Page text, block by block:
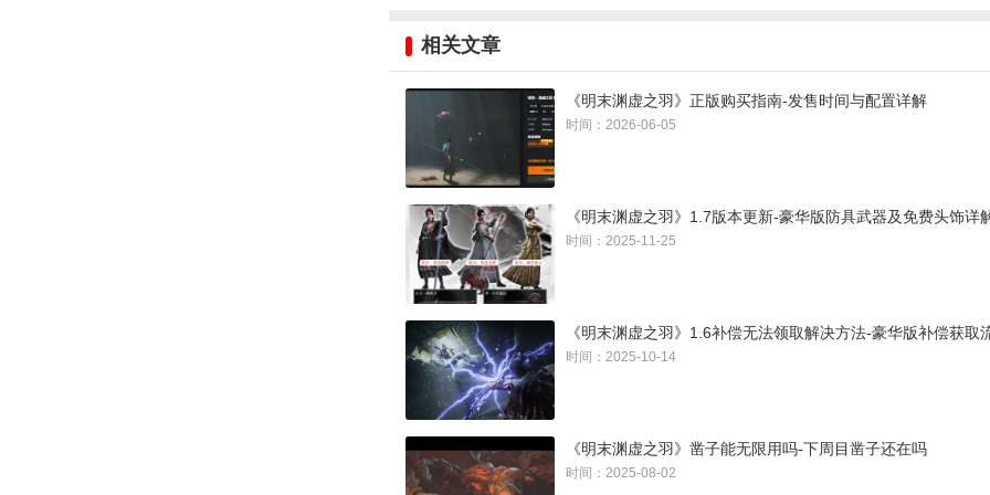
2、激活蜀神居所神龛，往前走击败素衣侠女，也就是女主的执念心魔。
相关文章
《明末渊虚之羽》正版购买指南-发售时间与配置详解
时间：2026-06-05
《明末渊虚之羽》1.7版本更新-豪华版防具武器及免费头饰详
时间：2025-11-25
《明末渊虚之羽》1.6补偿无法领取解决方法-豪华版补偿获取
时间：2025-10-14
《明末渊虚之羽》凿子能无限用吗-下周目凿子还在吗
时间：2025-08-02